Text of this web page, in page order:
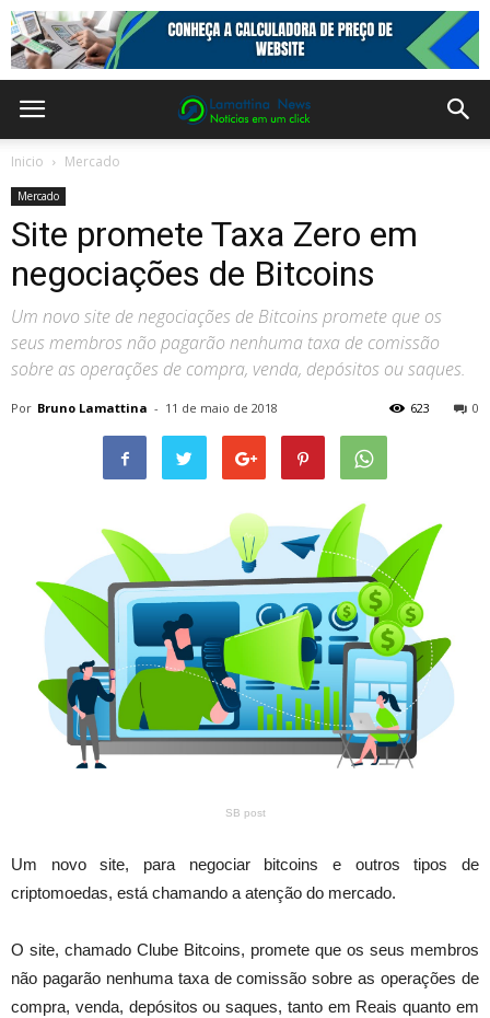
Inicio Mercado
Mercado
Site promete Taxa Zero em
negociações de Bitcoins
Um novo site de negociações de Bitcoins promete que os
seus membros não pagarão nenhuma taxa de comissão
sobre as operações de compra, venda, depósitos ou saques.
Por Bruno Lamattina - 11 de maio de 2018 0
623
SB post
Um novo site, para negociar bitcoins e outros tipos de
criptomoedas, está chamando a atenção do mercado.
O site, chamado Clube Bitcoins, promete que os seus membros
não pagarão nenhuma taxa de comissão sobre as operações de
compra, venda, depósitos ou saques, tanto em Reais quanto em